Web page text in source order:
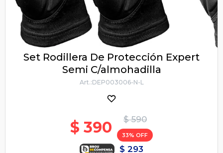
Set Rodillera De Protección Expert
Semi C/almohadilla
DEP003006-N-L
$ 590
$ 390 33
$ 293